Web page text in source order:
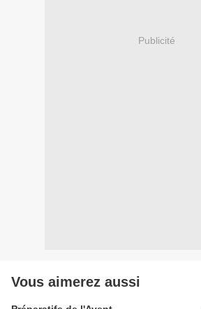
Publicité
Vous aimerez aussi